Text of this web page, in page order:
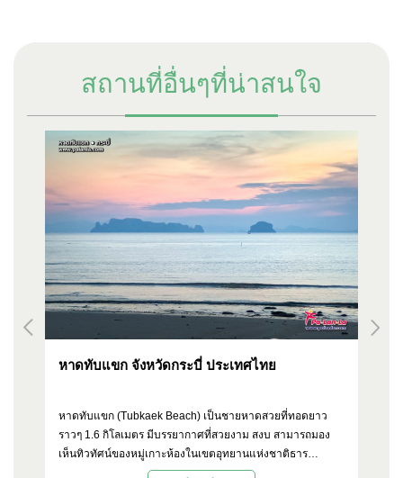
สถานที่อื่นๆที่น่าสนใจ
หาดทับแขก จังหวัดกระบี่ ประเทศไทย
หาดทับแขก (Tubkaek Beach) เป็นชายหาดสวยที่ทอดยาว
ราวๆ 1.6 กิโลเมตร มีบรรยากาศที่สวยงาม สงบ สามารถมอง
เห็นทิวทัศน์ของหมู่เกาะห้องในเขตอุทยานแห่งชาติธาร
โบกขรณีได้ชัดเจน และยังเป็นหาดที่สามารถชมพระอาทิตย์ตก